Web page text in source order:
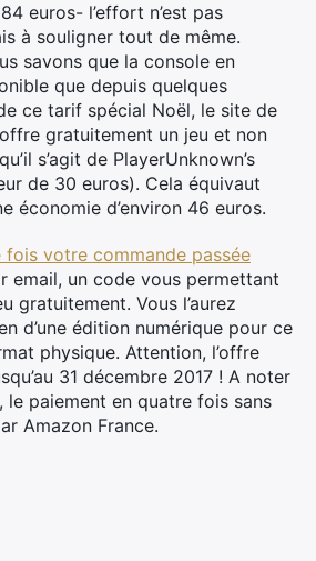
euros- l’effort n’est pas
à souligner tout de même.
savons que la console en
que depuis quelques
ce tarif spécial Noël, le site de
gratuitement un jeu et non
s’agit de PlayerUnknown’s
de 30 euros). Cela équivaut
économie d’environ 46 euros.
fois votre commande passée
email, un code vous permettant
gratuitement. Vous l’aurez
d’une édition numérique pour ce
physique. Attention, l’offre
31 décembre 2017 ! A noter
paiement en quatre fois sans
Amazon France.